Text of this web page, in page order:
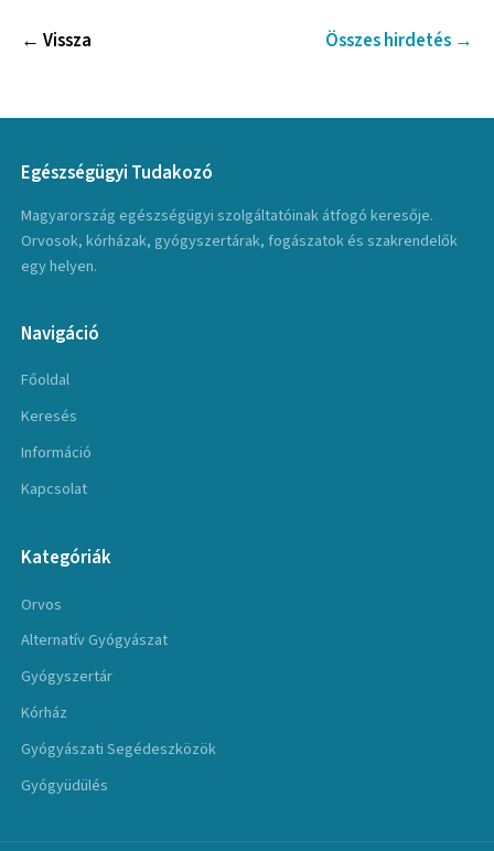
← Vissza Összes hirdetés →
Egészségügyi Tudakozó
Magyarország egészségügyi szolgáltatóinak átfogó keresője.
Orvosok, kórházak, gyógyszertárak, fogászatok és szakrendelők
egy helyen.
Navigáció
Főoldal
Keresés
Információ
Kapcsolat
Kategóriák
Orvos
Alternatív Gyógyászat
Gyógyszertár
Kórház
Gyógyászati Segédeszközök
Gyógyüdülés